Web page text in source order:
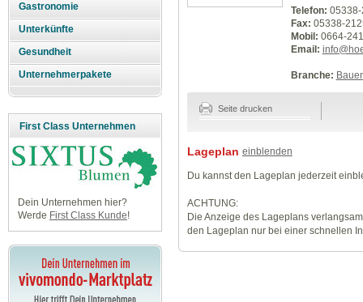
Gastronomie
Unterkünfte
Gesundheit
Unternehmerpakete
First Class Unternehmen
Dein Unternehmen hier?
Werde First Class Kunde!
Telefon:
Fax: 05338-
Mobil: 0664-
Email:
Branche:
Seite drucken
Lageplan einblenden
Du kannst den Lageplan jederzeit
ACHTUNG:
Die Anzeige des Lageplans
den Lageplan nur bei einer schnellen